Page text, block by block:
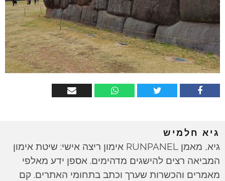
גיא חלמיש
גיא, מאמן RUNPANEL אימון ריצה אישי: שיטת אימון
המביאה רצים להישגים מדהימים. אספן ידע מאלפי
מאמרים והכשרות שערך וכתב בתחומי האתרים. קם